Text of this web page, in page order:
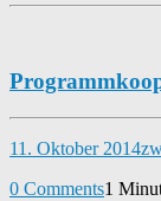
11. Oktober 2014
0 Comments1